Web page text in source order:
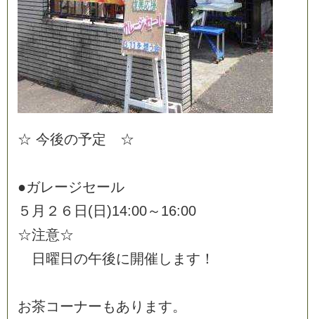
☆ 今後の予定 ☆
●ガレージセール
５ 月 ２ ６ 日 (日 )14:00～ 16:00
☆注意☆
日 曜 日 の午後に開催 し ま す ！
お茶コ ーナーもあ り ま す。